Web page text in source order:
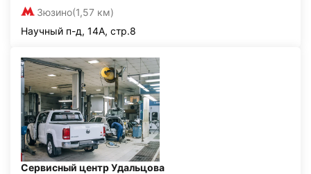
Зюзино(1,57 км)
Научный п-д, 14А, стр.8
Сервисный центр Удальцова